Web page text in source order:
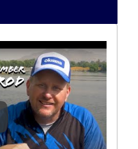
DE PESCUIT]